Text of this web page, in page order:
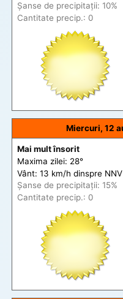
Șanse de precipitații: 10%
Cantitate precip.: 0
Miercuri, 12
Mai mult însorit
Maxima zilei: 28°
Vânt: 13 km/h dinspre NNV
Șanse de precipitații: 15%
Cantitate precip.: 0